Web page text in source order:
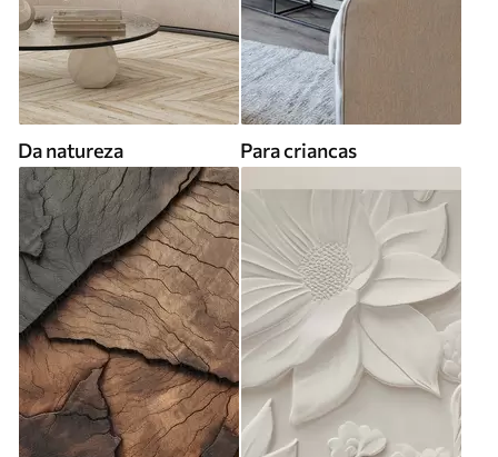
Da natureza Para criancas